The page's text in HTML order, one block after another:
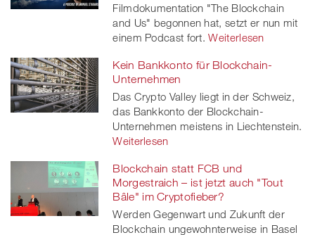
Filmdokumentation "The Blockchain
and Us" begonnen hat, setzt er nun mit
einem Podcast fort. Weiterlesen
Kein Bankkonto für Blockchain-
Unternehmen
Das Crypto Valley liegt in der Schweiz,
das Bankkonto der Blockchain-
Unternehmen meistens in Liechtenstein.
Weiterlesen
Blockchain statt FCB und
Morgestraich – ist jetzt auch "Tout
Bâle" im Cryptofieber?
Werden Gegenwart und Zukunft der
Blockchain ungewohnterweise in Basel